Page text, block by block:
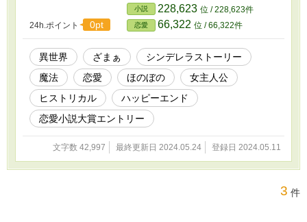
わ！」 シンデレラルートの令嬢が、自分から飛
び込んだ新たな生活の中で。 運命の人と出会
い、恋に落ちる……ほっこりハッピーエンドの
お話です。 表紙絵は七狗様
（XID:@779nanaku）作。
24h.ポイント 0pt
小説 228,623 位 / 228,623件
恋愛 66,322 位 / 66,322件
異世界 ざまぁ
シンデレラストーリー
魔法
恋愛 ほのぼの
女主人公
ヒストリカル
ハッピーエンド
恋愛小説大賞エントリー
文字数 42,997 最終更新日 2024.05.24 登録日 2024.05.11
3 件